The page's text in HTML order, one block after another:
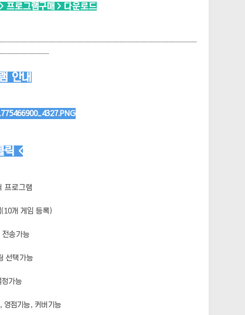
프로그램구매 > 다운로드
안내
릭 <
프로그램
개 게임 등록)
전송가능
선택가능
가능
점기능, 커버기능